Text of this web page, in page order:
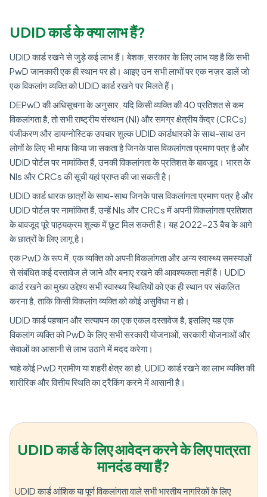
UDID कार्ड के क्या लाभ हैं?
UDID कार्ड रखने से जुड़े कई लाभ हैं। बेशक, सरकार के लिए लाभ यह है कि सभी
PwD जानकारी एक ही स्थान पर हो। आइए उन सभी लाभों पर एक नज़र डालें जो
एक विकलांग व्यक्ति को UDID कार्ड रखने पर मिलते हैं।
DEPwD की अधिसूचना के अनुसार, यदि किसी व्यक्ति की 40 प्रतिशत से कम
विकलांगता है, तो सभी राष्ट्रीय संस्थान (NI) और समग्र क्षेत्रीय केंद्र (CRCs)
पंजीकरण और डायग्नोस्टिक उपचार शुल्क UDID कार्डधारकों के साथ-साथ उन
लोगों के लिए भी माफ किया जा सकता है जिनके पास विकलांगता प्रमाण पत्र है और
UDID पोर्टल पर नामांकित हैं, उनकी विकलांगता के प्रतिशत के बावजूद। भारत के
NIs और CRCs की सूची यहां प्राप्त की जा सकती है।
UDID कार्ड धारक छात्रों के साथ-साथ जिनके पास विकलांगता प्रमाण पत्र है और
UDID पोर्टल पर नामांकित हैं, उन्हें NIs और CRCs में अपनी विकलांगता प्रतिशत
के बावजूद पूरे पाठ्यक्रम शुल्क में छूट मिल सकती है। यह 2022-23 बैच के आगे
के छात्रों के लिए लागू है।
एक PwD के रूप में, एक व्यक्ति को अपनी विकलांगता और अन्य स्वास्थ्य समस्याओं
से संबंधित कई दस्तावेज ले जाने और बनाए रखने की आवश्यकता नहीं है। UDID
कार्ड रखने का मुख्य उद्देश्य सभी स्वास्थ्य स्थितियों को एक ही स्थान पर संकलित
करना है, ताकि किसी विकलांग व्यक्ति को कोई असुविधा न हो।
UDID कार्ड पहचान और सत्यापन का एक एकल दस्तावेज है, इसलिए यह एक
विकलांग व्यक्ति को PwD के लिए सभी सरकारी योजनाओं, सरकारी योजनाओं और
सेवाओं का आसानी से लाभ उठाने में मदद करेगा।
चाहे कोई PwD ग्रामीण या शहरी क्षेत्र का हो, UDID कार्ड रखने का लाभ व्यक्ति की
शारीरिक और वित्तीय स्थिति का ट्रैकिंग करने में आसानी है।
UDID कार्ड के लिए आवेदन करने के लिए पात्रता
मानदंड क्या हैं?
UDID कार्ड आंशिक या पूर्ण विकलांगता वाले सभी भारतीय नागरिकों के लिए